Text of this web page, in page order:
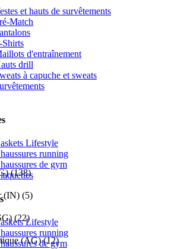
et hauts de survêtements
Match
Shirts
d'entraînement
drill
à capuche et sweats
Lifestyle
running
de gym
Lifestyle
running
de gym
(138)
(IN) (5)
(22)
(AG) (12)